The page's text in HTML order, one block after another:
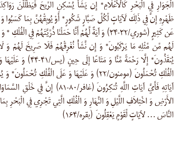
الْجَوَارِ فِي الْبَحْرِ كَالْأَعْلَامِ* إِن يَشَأْ يُسْكِنِ الرِّيحَ فَيَظْلَلْنَ
ظَهْرِهِ إِنَّ فِي ذَلِكَ لَآيَاتٍ لِّكُلِّ صَبَّارٍ شَكُورٍ* أَوْ يُوبِقْهُنَّ بِمَا كَسَبُوا
عَن كَثِيرٍ (شوري/۳۲-۳۴) وَ آيَةٌ لَّهُمْ أَنَّا حَمَلْنَا ذُرِّيَّتَهُمْ فِي الْفُلْكِ *
لَهُم مِّن مِّثْلِهِ مَا يَرْكَبُونَ* وَ إِن نَّشَأْ نُغْرِقْهُمْ فَلَا صَرِيخَ لَهُمْ وَ
يُنقَذُونَ* إِلَّا رَحْمَةً مِّنَّا وَ مَتَاعًا إِلَى حِينٍ
الْفُلْكِ تُحْمَلُونَ (مومنون/۲۲) وَ عَلَيْهَا وَ عَلَى الْفُلْكِ
آيَاتِهِ فَأَيَّ آيَاتِ اللَّهِ تُنكِرُونَ (غافر/۸۰-۸۱) إِنَّ فِي
الأَرْضِ وَ اخْتِلاَفِ اللَّيْلِ وَ النَّهَارِ وَ الْفُلْكِ الَّتِي تَجْرِي فِي الْبَحْرِ
النَّاسَ … لآيَاتٍ لِّقَوْمٍ يَعْقِلُونَ (بقره/۱۶۴)